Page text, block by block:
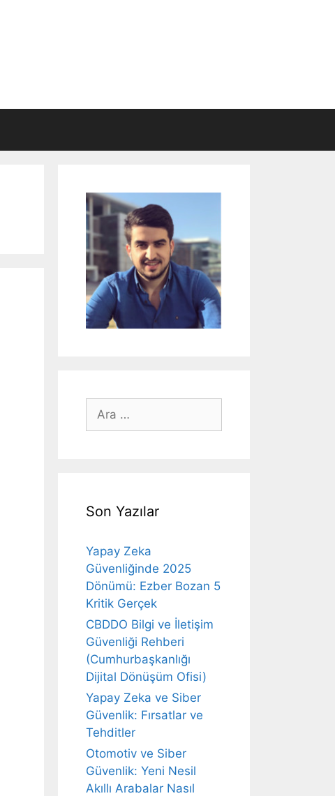
için
Son Yazılar
Yapay Zeka
Güvenliğinde 2025
Dönümü: Ezber Bozan 5
Kritik Gerçek
CBDDO Bilgi ve İletişim
Güvenliği Rehberi
(Cumhurbaşkanlığı
Dijital Dönüşüm Ofisi)
Yapay Zeka ve Siber
Güvenlik: Fırsatlar ve
Tehditler
Otomotiv ve Siber
Güvenlik: Yeni Nesil
Akıllı Arabalar Nasıl